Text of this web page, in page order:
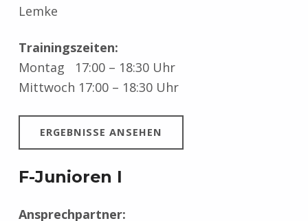
Lemke
Trainingszeiten:
Montag 17:00 – 18:30 Uhr
Mittwoch 17:00 – 18:30 Uhr
ERGEBNISSE ANSEHEN
F-Junioren I
Ansprechpartner: